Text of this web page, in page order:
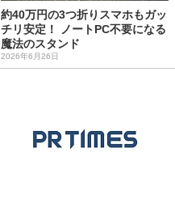
約40万円の3つ折りスマホもガッ
チリ安定！ ノートPC不要になる
魔法のスタンド
2026年6月26日